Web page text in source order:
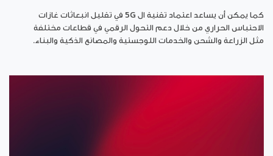
كما يمكن أن يساعد اعتماد تقنية ال 5G في تقليل انبعاثات غازات
الاحتباس الحراري من خلال دعم التحول الرقمي في قطاعات مختلفة
مثل الزراعة والشحن والخدمات اللوجستية والمصانع الذكية والبناء.